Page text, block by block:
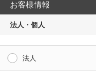
お客様情報
法人・個人
法人